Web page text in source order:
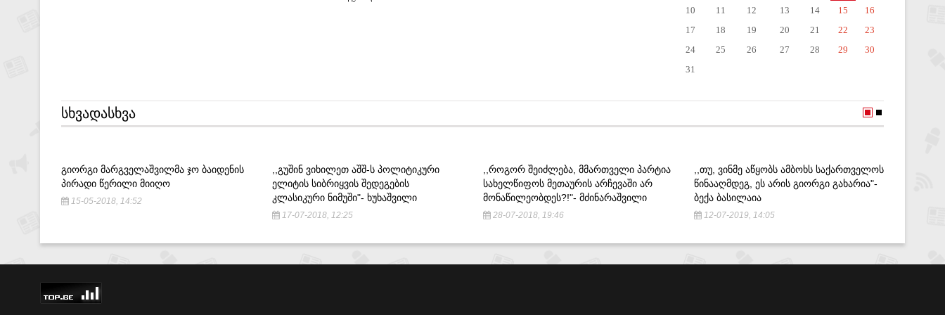
10
11 12 13 14 15
16
17
18 19 20 21 22
23
24
25 26 27 28 29
30
31
ᲡᲮᲕᲐᲓᲐᲡᲮᲕᲐ
ᲒᲘᲝᲠᲒᲘ ᲛᲐᲠᲒᲕᲔᲚᲐᲨᲕᲘᲚᲛᲐ ᲯᲝ ᲑᲐᲘᲓᲔᲜᲘᲡ
ᲞᲘᲠᲐᲓᲘ ᲬᲔᲠᲘᲚᲘ ᲛᲘᲘᲦᲝ
15-05-2018, 14:52
,,ᲒᲣᲨᲘᲜ ᲕᲘᲮᲘᲚᲔᲗ ᲐᲨᲨ-Ს ᲞᲝᲚᲘᲢᲘᲙᲣᲠᲘ
ᲔᲚᲘᲢᲘᲡ ᲡᲘᲑᲠᲘᲧᲕᲘᲡ ᲨᲔᲓᲔᲒᲔᲑᲘᲡ
ᲙᲚᲐᲡᲘᲙᲣᲠᲘ ᲜᲘᲛᲣᲨᲘ"- ᲮᲣᲮᲐᲨᲕᲘᲚᲘ
17-07-2018, 12:25
,,ᲠᲝᲒᲝᲠ ᲨᲔᲘᲫᲚᲔᲑᲐ, ᲛᲛᲐᲠᲗᲕᲔᲚᲘ ᲞᲐᲠᲢᲘᲐ
ᲡᲐᲮᲔᲚᲬᲘᲤᲝᲡ ᲛᲔᲗᲐᲣᲠᲘᲡ ᲐᲠᲩᲔᲕᲐᲨᲘ ᲐᲠ
ᲛᲝᲜᲐᲬᲘᲚᲔᲝᲑᲓᲔᲡ?!"- ᲛᲫᲘᲜᲐᲠᲐᲨᲕᲘᲚᲘ
28-07-2018, 19:46
,,ᲗᲣ, ᲕᲘᲜᲛᲔ ᲐᲬᲧᲝᲑᲡ ᲐᲛᲑᲝᲮᲡ ᲡᲐᲥᲐᲠᲗᲕᲔᲚᲝᲡ
ᲬᲘᲜᲐᲐᲦᲛᲓᲔᲒ, ᲔᲡ ᲐᲠᲘᲡ ᲒᲘᲝᲠᲒᲘ ᲒᲐᲮᲐᲠᲘᲐ"-
ᲑᲔᲥᲐ ᲑᲐᲡᲘᲚᲐᲘᲐ
12-07-2019, 14:05